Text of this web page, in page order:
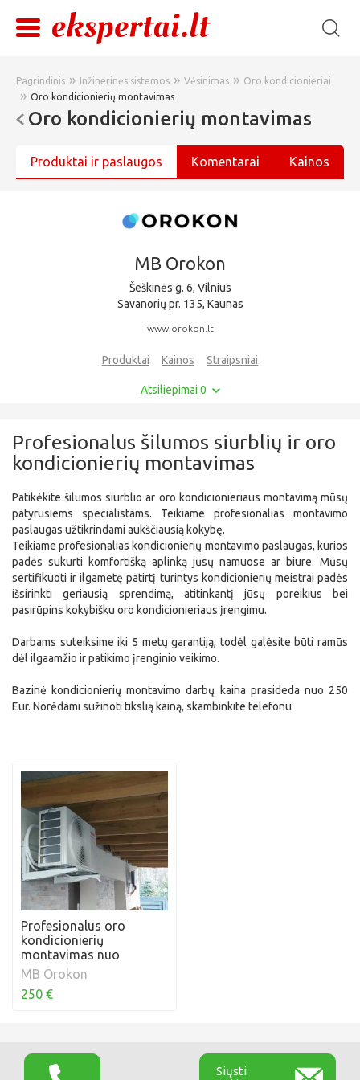
Pagrindinis » Inžinerinės sistemos » Vėsinimas » Oro kondicionieriai
» Oro kondicionierių montavimas
Oro kondicionierių montavimas
Produktai ir paslaugos Komentarai Kainos
MB Orokon
Šeškinės g. 6, Vilnius
Savanorių pr. 135, Kaunas
www.orokon.lt
Produktai Kainos Straipsniai
Atsiliepimai 0
Profesionalus šilumos siurblių ir oro
kondicionierių montavimas
Patikėkite šilumos siurblio ar oro kondicionieriaus montavimą mūsų
patyrusiems specialistams. Teikiame profesionalias montavimo
paslaugas užtikrindami aukščiausią kokybę.
Teikiame profesionalias kondicionierių montavimo paslaugas, kurios
padės sukurti komfortišką aplinką jūsų namuose ar biure. Mūsų
sertifikuoti ir ilgametę patirtį turintys kondicionierių meistrai padės
išsirinkti geriausią sprendimą, atitinkantį jūsų poreikius bei
pasirūpins kokybišku oro kondicionieriaus įrengimu.
Darbams suteiksime iki 5 metų garantiją, todėl galėsite būti ramūs
dėl ilgaamžio ir patikimo įrenginio veikimo.
Bazinė kondicionierių montavimo darbų kaina prasideda nuo 250
Eur. Norėdami sužinoti tikslią kainą, skambinkite telefonu
Profesionalus oro
kondicionierių
montavimas nuo
MB Orokon
250 €
Siųsti